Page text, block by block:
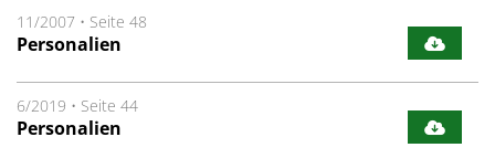
11/2007 • Seite 48
Personalien
6/2019 • Seite 44
Personalien